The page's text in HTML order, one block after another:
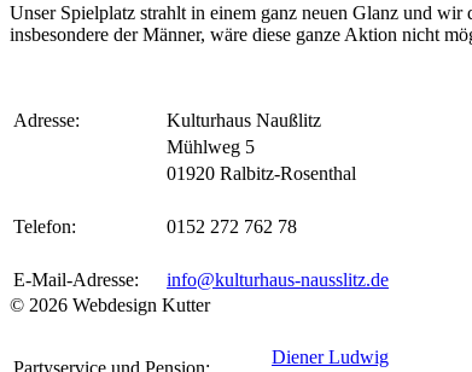
Unser Spielplatz strahlt in einem ganz neuen Glanz und
insbesondere der Männer, wäre diese ganze Aktion nicht
Adresse:
Kulturhaus Naußlitz
Mühlweg 5
01920 Ralbitz-Rosenthal
Telefon: 0152 272 762 78
E-Mail-Adresse:
info@kulturhaus-nausslitz.de
© 2026 Webdesign Kutter
Partyservice und Pension:
Diener Ludwig